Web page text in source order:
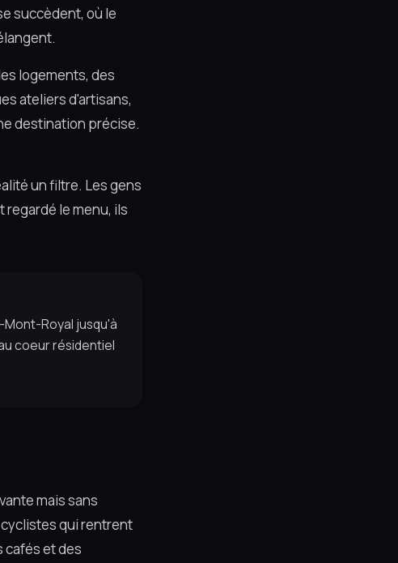
succèdent, où le
logements, des
ateliers d'artisans,
destination précise.
un filtre. Les gens
regardé le menu, ils
Royal jusqu'à
coeur résidentiel
mais sans
qui rentrent
cafés et des